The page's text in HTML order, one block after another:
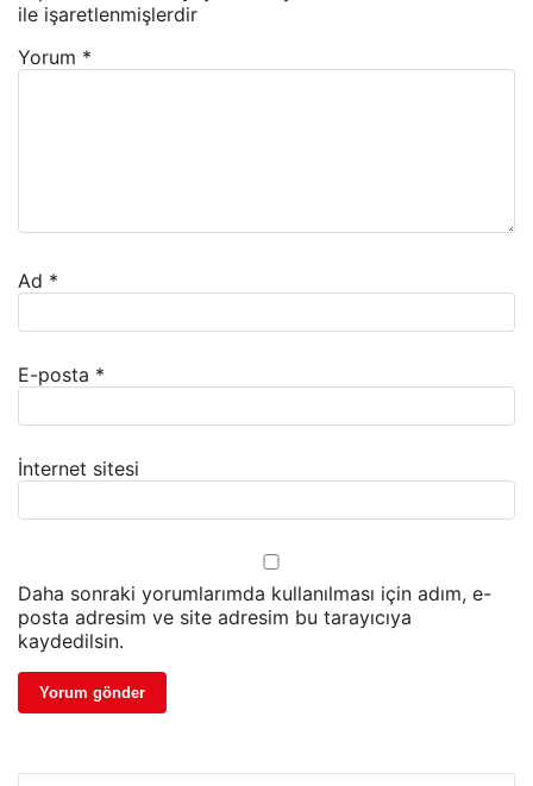
ile işaretlenmişlerdir
Yorum *
Ad *
E-posta *
İnternet sitesi
Daha sonraki yorumlarımda kullanılması için adım, e-
posta adresim ve site adresim bu tarayıcıya
kaydedilsin.